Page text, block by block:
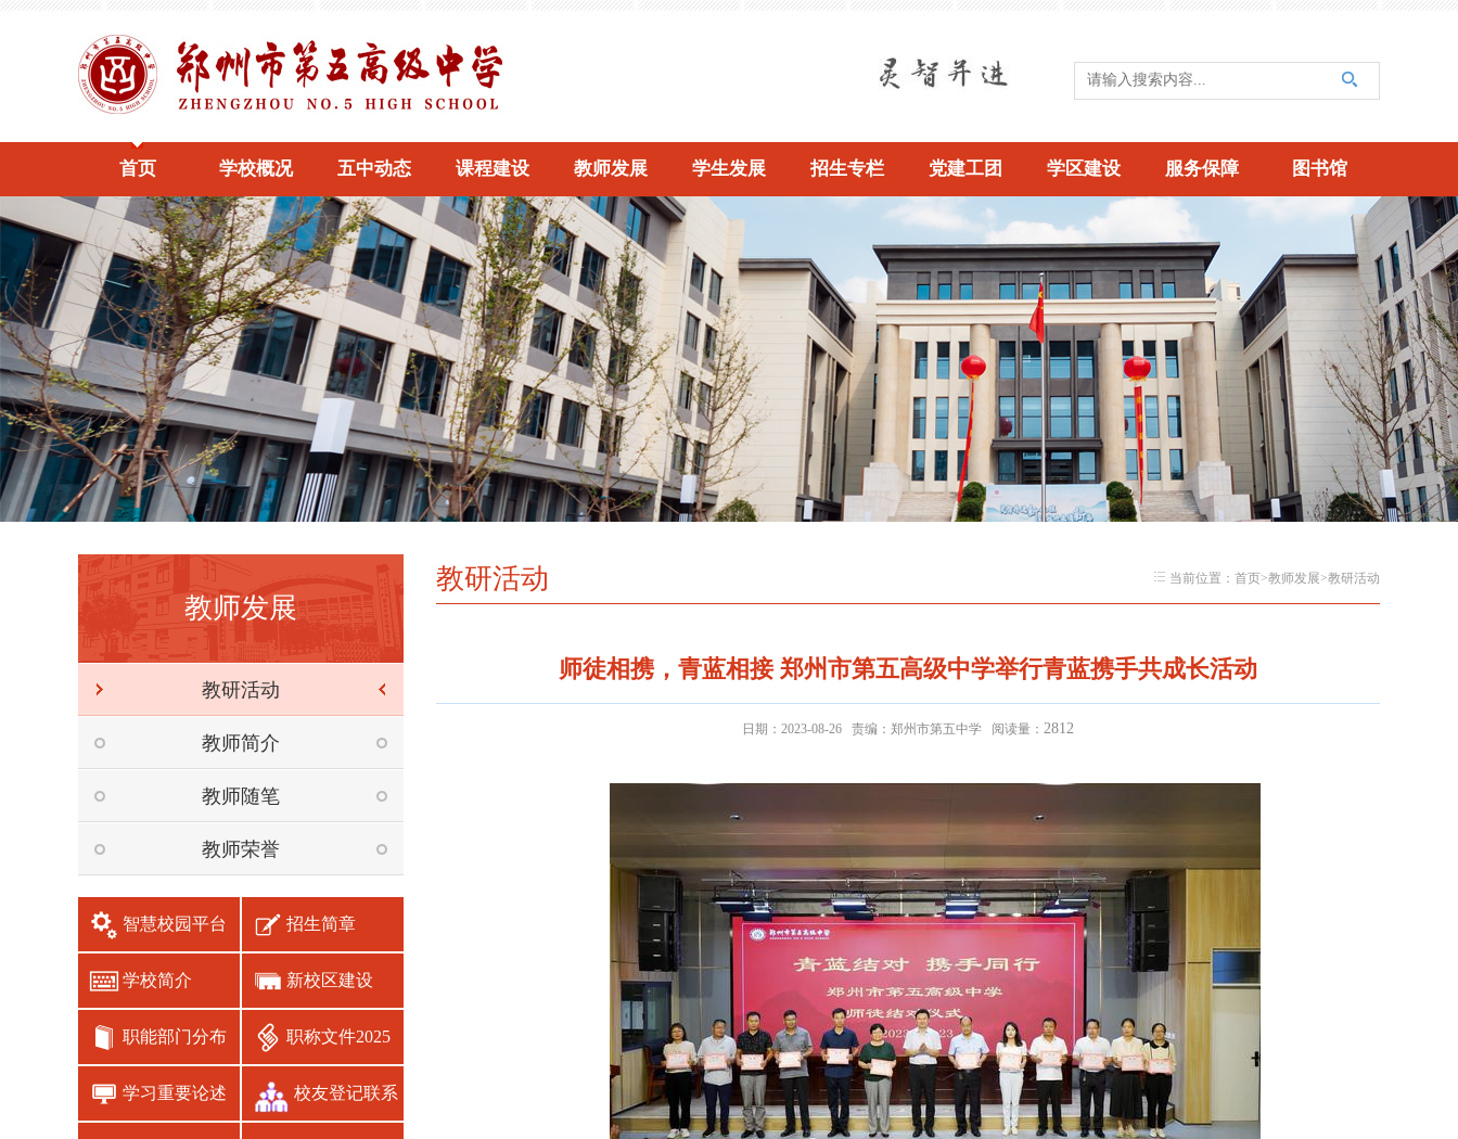
首页 学校概况 五中动态 课程建设 教师发展 学生发展 招生专栏 党建工团 学区建设 服务保障 图书馆
教师发展
教研活动
教师简介
教师随笔
教师荣誉
智慧校园平台 招生简章
学校简介 新校区建设
职能部门分布 职称文件2025
学习重要论述 校友登记联系
当前位置： 首页>教师发展>教研活动
教研活动
师徒相携，青蓝相接 郑州市第五高级中学举行青蓝携手共成长活动
日期：2023-08-26 责编：郑州市第五中学 阅读量： 2812